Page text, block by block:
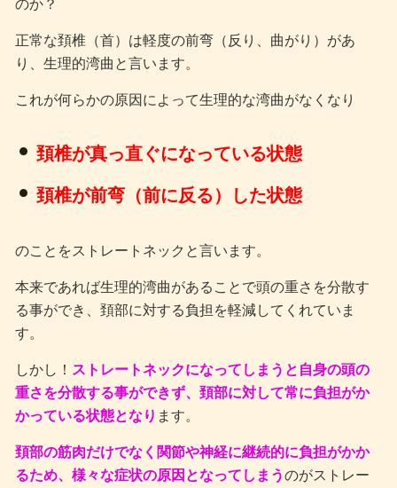
のか？
正常な頚椎（首）は軽度の前弯（反り、曲がり）があ
り、生理的湾曲と言います。
これが何らかの原因によって生理的な湾曲がなくなり
頚椎が真っ直ぐになっている状態
頚椎が前弯（前に反る）した状態
のことをストレートネックと言います。
本来であれば生理的湾曲があることで頭の重さを分散す
る事ができ、頚部に対する負担を軽減してくれていま
す。
しかし！ ストレートネックになってしまうと自身の頭の
重さを分散する事ができず、頚部に対して常に負担がか
かっている状態となり ます。
頚部の筋肉だけでなく関節や神経に継続的に負担がかか
るため、様々な症状の原因となってしまうのがストレー